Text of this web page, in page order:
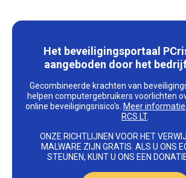
Het beveiligingsportaal
aangeboden door het bedrijf
Gecombineerde krachten van
helpen computergebruikers voorlichten
online beveiligingsrisico's. Meer
RCS LT.
ONZE RICHTLIJNEN VOOR HET
MALWARE ZIJN GRATIS. ALS U ONS
STEUNEN, KUNT U ONS EEN